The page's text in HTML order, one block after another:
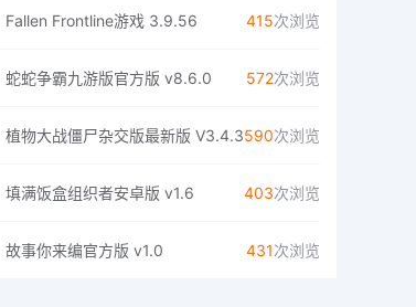
Fallen Frontline游戏 3.9.56 415次浏览
蛇蛇争霸九游版官方版 v8.6.0 572次浏览
植物大战僵尸杂交版最新版 V3.4.3590次浏览
填满饭盒组织者安卓版 v1.6 403次浏览
故事你来编官方版 v1.0 431次浏览